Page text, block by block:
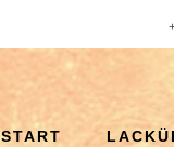
START